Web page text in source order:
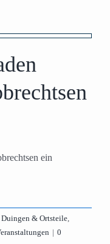
ein
Duingen & Ortsteile,
| 0